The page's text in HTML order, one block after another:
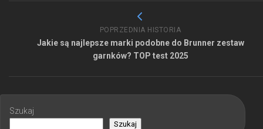
POPRZEDNIA HISTORIA
Jakie są najlepsze marki podobne do Brunner zestaw
garnków? TOP test 2025
Szukaj
Szukaj